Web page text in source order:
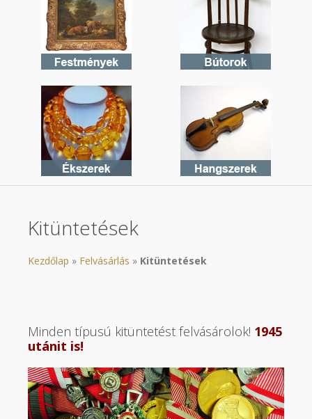
Kitüntetések
Kezdőlap » Felvásárlás » Kitüntetések
Minden típusú kitüntetést felvásárolok! 1945
utánit is!